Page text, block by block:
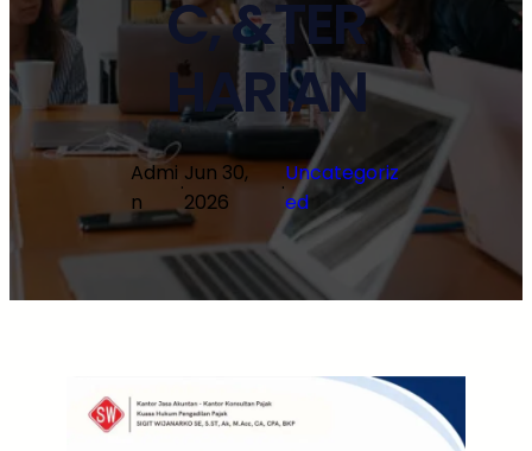
C, &TER
HARIAN
Admi
n
·
Jun 30,
2026
·
Uncategoriz
ed